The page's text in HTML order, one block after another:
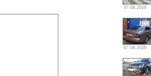
07.08.2026
07.08.2026